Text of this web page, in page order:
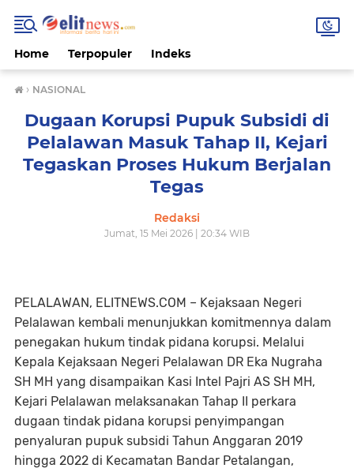
Home Terpopuler Indeks
› NASIONAL
Dugaan Korupsi Pupuk Subsidi di
Pelalawan Masuk Tahap II, Kejari
Tegaskan Proses Hukum Berjalan
Tegas
Redaksi
Jumat, 15 Mei 2026 | 20:34 WIB
PELALAWAN, ELITNEWS.COM – Kejaksaan Negeri
Pelalawan kembali menunjukkan komitmennya dalam
penegakan hukum tindak pidana korupsi. Melalui
Kepala Kejaksaan Negeri Pelalawan DR Eka Nugraha
SH MH yang disampaikan Kasi Intel Pajri AS SH MH,
Kejari Pelalawan melaksanakan Tahap II perkara
dugaan tindak pidana korupsi penyimpangan
penyaluran pupuk subsidi Tahun Anggaran 2019
hingga 2022 di Kecamatan Bandar Petalangan,